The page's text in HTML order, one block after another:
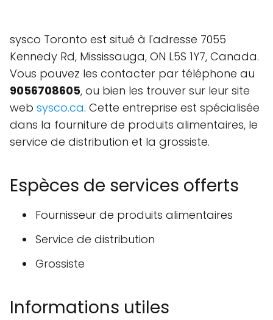
sysco Toronto est situé à l'adresse 7055
Kennedy Rd, Mississauga, ON L5S 1Y7, Canada.
Vous pouvez les contacter par téléphone au
9056708605, ou bien les trouver sur leur site
web sysco.ca. Cette entreprise est spécialisée
dans la fourniture de produits alimentaires, le
service de distribution et la grossiste.
Espèces de services offerts
Fournisseur de produits alimentaires
Service de distribution
Grossiste
Informations utiles